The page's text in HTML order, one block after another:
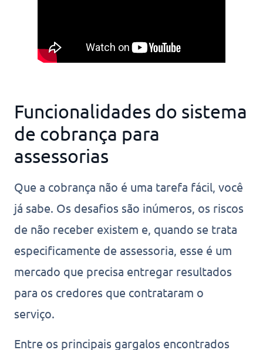
Funcionalidades do sistema
de cobrança para
assessorias
Que a cobrança não é uma tarefa fácil, você
já sabe. Os desafios são inúmeros, os riscos
de não receber existem e, quando se trata
especificamente de assessoria, esse é um
mercado que precisa entregar resultados
para os credores que contrataram o
serviço.
Entre os principais gargalos encontrados